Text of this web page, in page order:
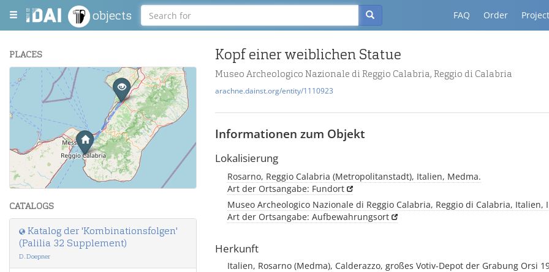
objects FAQ Order
PLACES
+
| Maps and Data © OpenStreetMap
CATALOGS
Katalog der 'Kombinationsfolgen'
(Palilia 32 Supplement)
D. Doepner
Kopf einer weiblichen Statue
Museo Archeologico Nazionale di Reggio Calabria, Reggio di Calabria
arachne.dainst.org/entity/1110923
Informationen zum Objekt
Lokalisierung
Rosarno, Reggio Calabria (Metropolitanstadt), Italien, Medma.
Art der Ortsangabe: Fundort
Museo Archeologico Nazionale di Reggio Calabria, Reggio di Calabria, Italien,
Art der Ortsangabe: Aufbewahrungsort
Herkunft
Italien, Rosarno (Medma), Calderazzo, großes Votiv-Depot der Grabung Orsi